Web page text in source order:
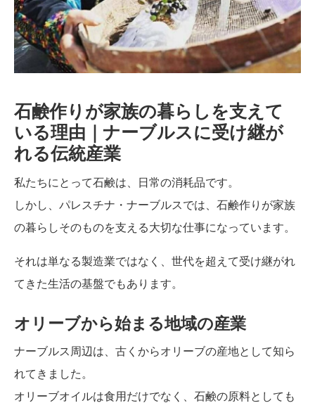
石鹸作りが家族の暮らしを支えて
いる理由｜ナーブルスに受け継が
れる伝統産業
私たちにとって石鹸は、日常の消耗品です。
しかし、パレスチナ・ナーブルスでは、石鹸作りが家族
の暮らしそのものを支える大切な仕事になっています。
それは単なる製造業ではなく、世代を超えて受け継がれ
てきた生活の基盤でもあります。
オリーブから始まる地域の産業
ナーブルス周辺は、古くからオリーブの産地として知ら
れてきました。
オリーブオイルは食用だけでなく、石鹸の原料としても